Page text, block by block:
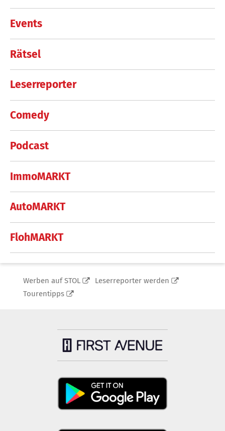
Events
Rätsel
Leserreporter
Comedy
Podcast
ImmoMARKT
AutoMARKT
FlohMARKT
Werben auf STOL
Leserreporter werden
Tourentipps